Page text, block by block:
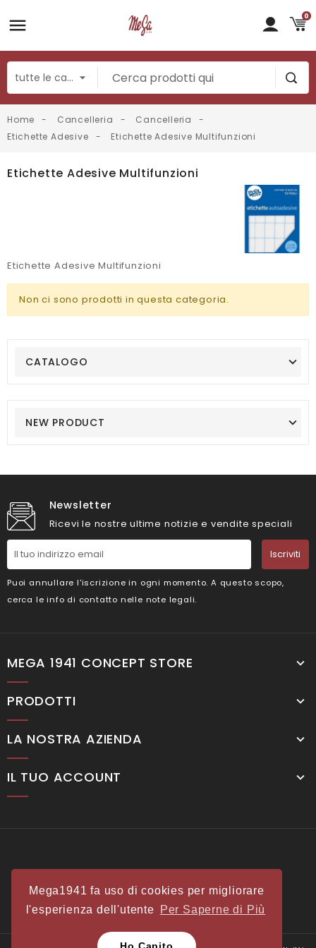
Mega1941 fa uso di cookies per migliorare
l'esperienza dell'utente
Per Saperne di Più
0
Home Cancelleria
Cancelleria
Etichette Adesive
Etichette Adesive Multifunzioni
CATALOGO
NEW PRODUCT
Etichette Adesive Multifunzioni
Etichette Adesive Multifunzioni
Non ci sono prodotti in questa categoria.
Newsletter
Ricevi le nostre ultime notizie e vendite speciali
Iscriviti
Puoi annullare l'iscrizione in ogni momento. A questo scopo,
cerca le info di contatto nelle note legali.
MEGA 1941 CONCEPT STORE
PRODOTTI
LA NOSTRA AZIENDA
IL TUO ACCOUNT